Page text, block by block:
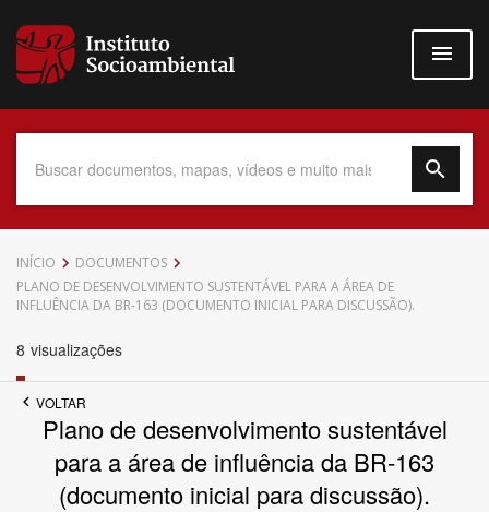
para
conteúdo
Data do Documento
Povo Indígena
INÍCIO
DOCUMENTOS
PLANO DE DESENVOLVIMENTO SUSTENTÁVEL PARA A ÁREA DE
INFLUÊNCIA DA BR-163 (DOCUMENTO INICIAL PARA DISCUSSÃO).
8 visualizações
VOLTAR
Plano de desenvolvimento sustentável
para a área de influência da BR-163
(documento inicial para discussão).